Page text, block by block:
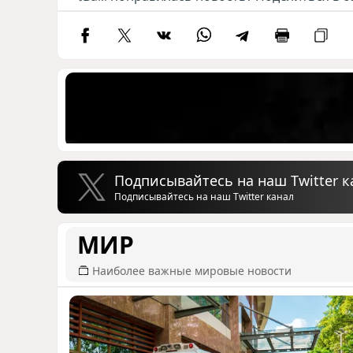
Подписывайтесь на наш Twitter
Подписывайтесь на наш Twitter канал
МИР
Наиболее важные мировые новости